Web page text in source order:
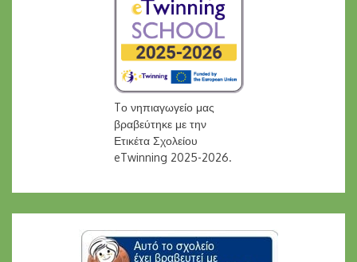
Tο νηπιαγωγείο μας
βραβεύτηκε με την
Ετικέτα Σχολείου
eTwinning 2025-2026.